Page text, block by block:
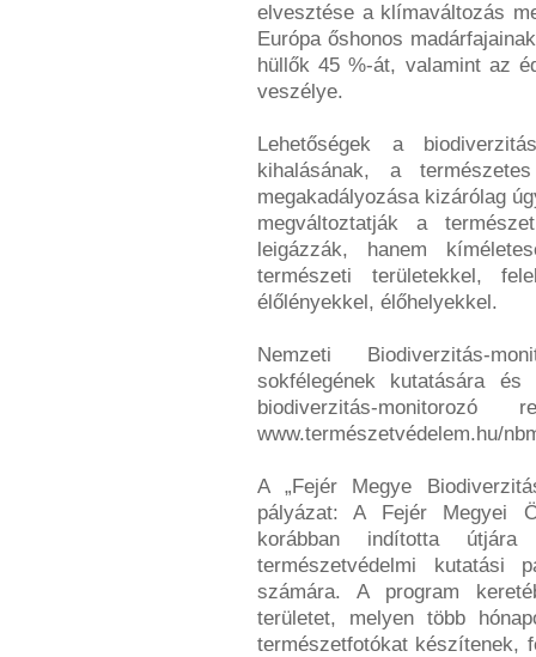
elvesztése a klímaváltozás
Európa őshonos
hüllők 45 %-át, valamint az
veszélye.
Lehetőségek a
kihalásának, a
megakadályozása kizárólag
megváltoztatják a
leigázzák, hanem
természeti területekkel,
élőlényekkel, élőhelyekkel.
Nemzeti Biodiverzitás-
sokfélegének kutatására
biodiverzitás-
www.természetvédelem.hu/
A „Fejér Megye
pályázat: A Fejér Megyei
korábban indította
természetvédelmi kutatási
számára. A program
területet, melyen több
természetfotókat készítenek,